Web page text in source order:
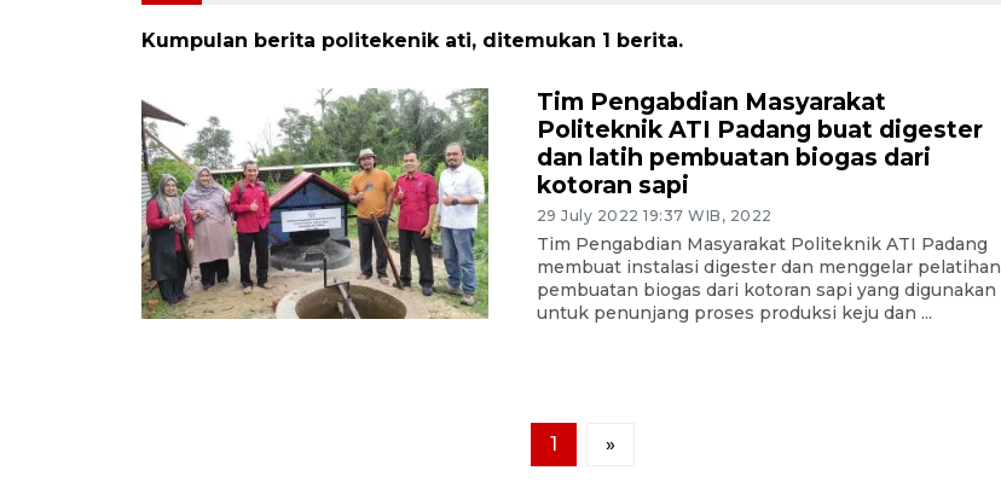
Kumpulan berita politekenik ati, ditemukan 1 berita.
Tim Pengabdian Masyarakat
Politeknik ATI Padang buat digester
dan latih pembuatan biogas dari
kotoran sapi
29 July 2022 19:37 WIB, 2022
Tim Pengabdian Masyarakat Politeknik ATI Padang
membuat instalasi digester dan menggelar pelatihan
pembuatan biogas dari kotoran sapi yang digunakan
untuk penunjang proses produksi keju dan ...
1 »